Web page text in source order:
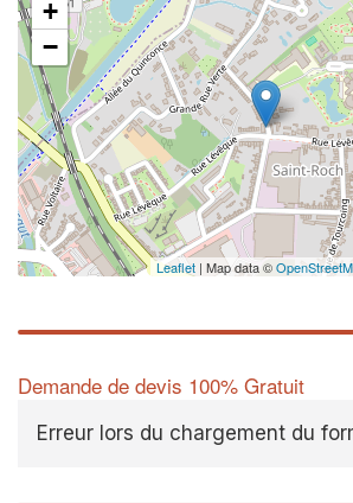
+
−
Leaflet | Map data ©
Demande de devis 100% Gratuit
Erreur lors du chargement du